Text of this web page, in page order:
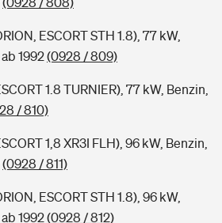
ESCORT STH 1.8), 77 kW,
1992(0928 / 809)
1.8 TURNIER), 77 kW, Benzin,
/ 810)
1,8 XR3I FLH), 96 kW, Benzin,
(0928 / 811)
ESCORT STH 1.8), 96 kW,
1992(0928 / 812)